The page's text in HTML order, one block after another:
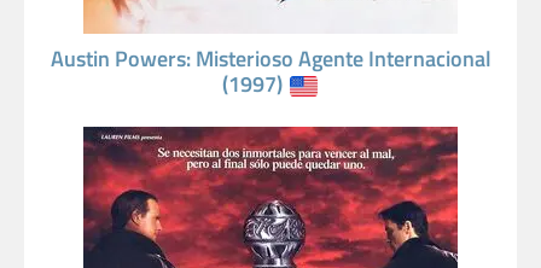
Austin Powers: Misterioso Agente Internacional
(1997)